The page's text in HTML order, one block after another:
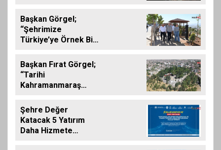
Başkan Görgel;
“Şehrimize
Türkiye’ye Örnek Bir
Kazandırdık”
Başkan Fırat Görgel;
“Tarihi
Kahramanmaraş
Çalışmalar
Tamamlanıyor”
Şehre Değer
Katacak 5 Yatırım
Daha Hizmete